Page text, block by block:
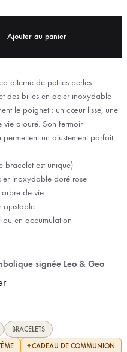
SOUVENIRS DE LOURDES
Ajouter au panier
alterne de petites perles
des billes en acier inoxydable
le poignet : un cœur lisse, une
ajouré. Son fermoir
un ajustement parfait.
bracelet est unique)
inoxydable doré rose
de vie
ajustable
ou en accumulation
signée Leo & Geo
BRACELETS
#CADEAU DE COMMUNION